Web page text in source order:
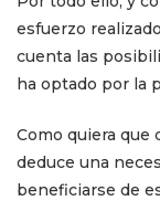
esfuerzo
cuenta las
ha optado por la
Como quiera
deduce una
beneficiarse de